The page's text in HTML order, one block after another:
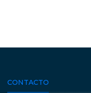
CONTACTO